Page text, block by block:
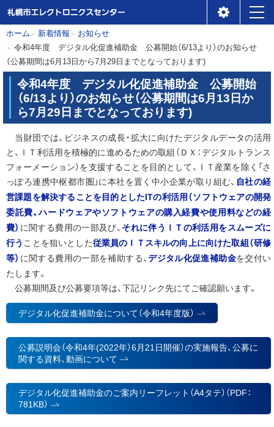
本
文
へ
札幌市エレクトロニクスセ
ンター
ニ
ー
現
在
位
ホーム 新着情報
お知らせ
令和4年度 デジタル化促進補助金 公募開始（6/13より）のお知らせ
（公募期間は6月13日から7月29日までとなっております)
令和4年度 デジタル化促進補助金 公募開始
（6/13より）のお知らせ（公募期間は6月13日か
ら7月29日までとなっております)
当財団では、ビジネスの成長・拡大に向けたデジタルデータの活用
と、ＩＴ利活用を積極的に進めるための取組（ＤＸ：デジタルトランス
フォーメーション）を支援することを目的として、ＩＴ産業を除く「さ
っぽろ連携中枢都市圏」に本社を置く中小企業が取り組む、 自社の経
営課題を解決することを目的としたITの利活用（ソフトウェアの開発
委託費、ハードウェアやソフトウェアの購入経費や使用料などの経
費） に関する費用の一部及び、 それに伴うＩＴの利活用をスムーズに
行う ことを狙いとした従業員のＩＴスキルの向上に向けた取組（研修
等） に関する費用の一部を補助する、デジタル化促進補助金を交付い
たします。
公募期間及び公募要項等は、下記リンク先にてご確認願います。
デジタル化促進補助金について（令和4年度版）
公募説明会（令和4年(2022年）6月21日開催）の実施報告、公募に
関する資料、動画について
デジタル化促進補助金のご案内リーフレット（A4タテ）（PDF：
781KB）